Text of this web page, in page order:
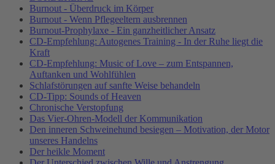
Burnout - Überdruck im Körper
Burnout - Wenn Pflegeeltern ausbrennen
Burnout-Prophylaxe - Ein ganzheitlicher Ansatz
CD-Empfehlung: Autogenes Training - In der Ruhe liegt die
Kraft
CD-Empfehlung: Music of Love – zum Entspannen,
Auftanken und Wohlfühlen
Schlafstörungen auf sanfte Weise behandeln
CD-Tipp: Sounds of Heaven
Chronische Verstopfung
Das Vier-Ohren-Modell der Kommunikation
Den inneren Schweinehund besiegen – Motivation, der Motor
unseres Handelns
Der heikle Moment